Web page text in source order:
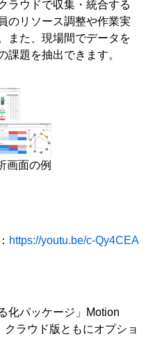
ラウドで収集・統合する
のリソース調整や作業実
また、現場間でデータを
課題を抽出できます。
画面の例
https://youtu.be/c-Qy4CEA
化パッケージ」Motion
ラウド版ともにオプショ